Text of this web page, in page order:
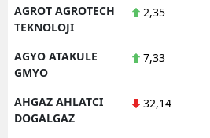
AGROT AGROTECH
TEKNOLOJI
2,35
AGYO ATAKULE
GMYO
7,33
AHGAZ AHLATCI
DOGALGAZ
32,14